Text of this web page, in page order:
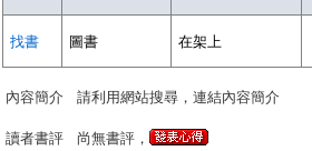
找書 圖書 在架上
內容簡介 請利用網站搜尋，連結內容簡介
讀者書評 尚無書評，